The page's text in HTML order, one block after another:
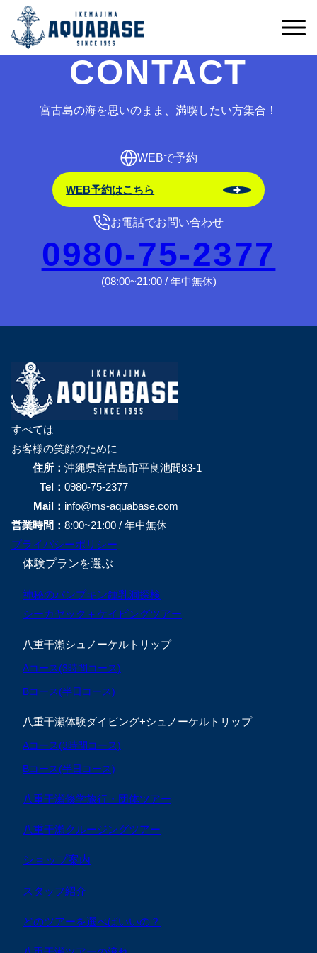
予約受付期間外です。
CONTACT
宮古島の海を思いのまま、満喫したい方集合！
WEBで予約
WEB予約はこちら
お電話でお問い合わせ
0980-75-2377
(08:00~21:00 / 年中無休)
すべては
お客様の笑顔のために
住所： 沖縄県宮古島市平良池間83-1
Tel： 0980-75-2377
Mail： info@ms-aquabase.com
営業時間： 8:00~21:00 / 年中無休
プライバシーポリシー
体験プランを選ぶ
神秘のパンプキン鍾乳洞探検
シーカヤック＋ケイビングツアー
八重干瀬シュノーケルトリップ
Aコース(3時間コース)
Bコース(半日コース)
八重干瀬体験ダイビング+シュノーケルトリップ
Aコース(3時間コース)
Bコース(半日コース)
八重干瀬修学旅行・団体ツアー
八重干瀬クルージングツアー
ショップ案内
スタッフ紹介
どのツアーを選べばいいの？